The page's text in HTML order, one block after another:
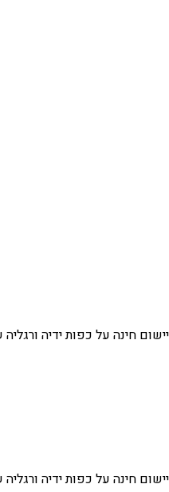
חינה על כפות ידיה
חינה על כפות ידיה